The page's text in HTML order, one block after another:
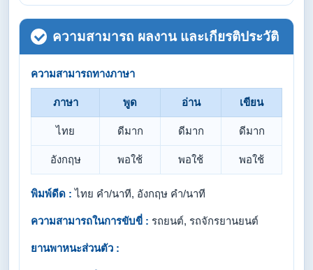
ความสามารถ ผลงาน และเกียรติประวัติ
ความสามารถทางภาษา
ภาษา พูด อ่าน เขียน
ไทย ดีมาก ดีมาก ดีมาก
อังกฤษ พอใช้ พอใช้ พอใช้
พิมพ์ดีด : ไทย คำ/นาที, อังกฤษ คำ/นาที
ความสามารถในการขับขี่ : รถยนต์, รถจักรยานยนต์
ยานพาหนะส่วนตัว :